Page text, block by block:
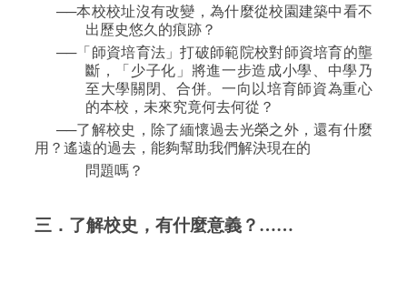
──本校校址沒有改變，為什麼從校園建築中看不
出歷史悠久的痕跡？
──「師資培育法」打破師範院校對師資培育的壟
斷，「少子化」將進一步造成小學、中學乃
至大學關閉、合併。一向以培育師資為重心
的本校，未來究竟何去何從？
──了解校史，除了緬懷過去光榮之外，還有什麼
用？遙遠的過去，能夠幫助我們解決現在的
問題嗎？
三．了解校史，有什麼意義？……